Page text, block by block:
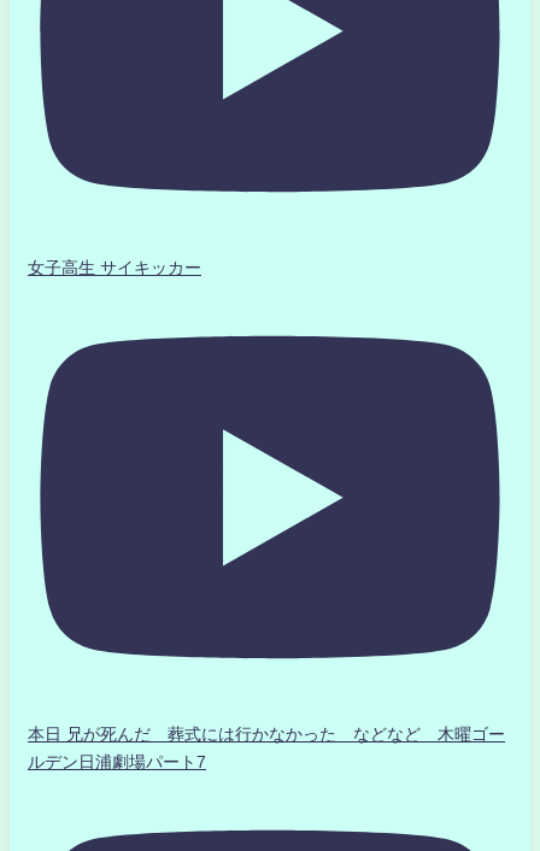
女子高生 サイキッカー
本日 兄が死んだ 葬式には行かなかった などなど 木曜ゴー
ルデン日浦劇場パート7